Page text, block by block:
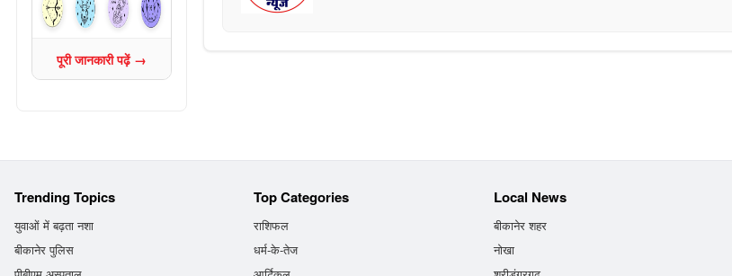
पूरी जानकारी पढ़ें →
Trending Topics
युवाओं में बढ़ता नशा
बीकानेर पुलिस
Top Categories
राशिफल
धर्म-के-तेज
Local News
बीकानेर शहर
नोखा